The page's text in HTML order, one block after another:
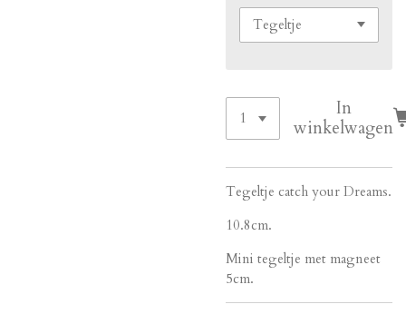
In
winkelwagen
Tegeltje catch your Dreams.
10.8cm.
Mini tegeltje met magneet
5cm.